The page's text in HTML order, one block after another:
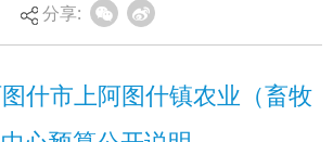
分享: